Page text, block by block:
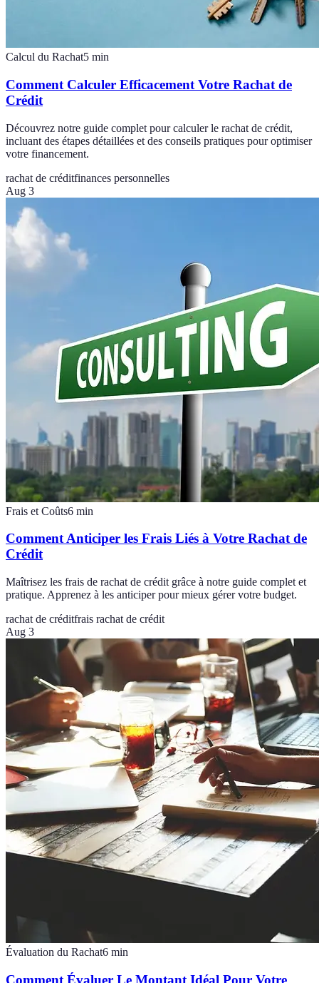
Calcul du Rachat5 min
Comment Calculer Efficacement Votre Rachat de
Crédit
Découvrez notre guide complet pour calculer le rachat de crédit,
incluant des étapes détaillées et des conseils pratiques pour optimiser
votre financement.
rachat de créditfinances personnelles
Aug 3
Frais et Coûts6 min
Comment Anticiper les Frais Liés à Votre Rachat de
Crédit
Maîtrisez les frais de rachat de crédit grâce à notre guide complet et
pratique. Apprenez à les anticiper pour mieux gérer votre budget.
rachat de créditfrais rachat de crédit
Aug 3
Évaluation du Rachat6 min
Comment Évaluer Le Montant Idéal Pour Votre